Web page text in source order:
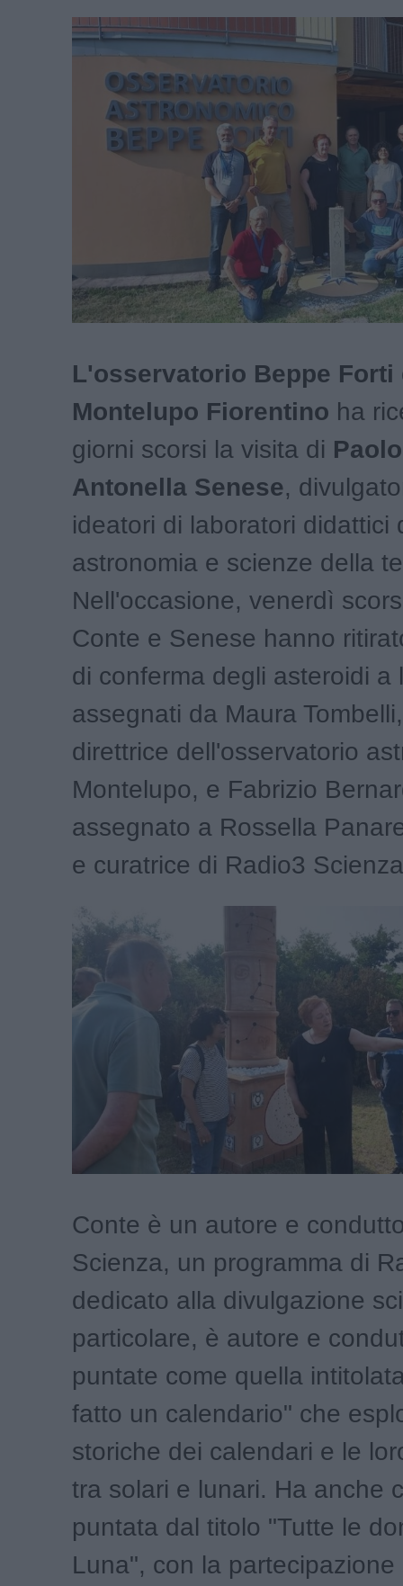
L'osservatorio Beppe Forti
Montelupo Fiorentino ha
giorni scorsi la visita di
Antonella Senese,
ideatori di laboratori didattici
astronomia e scienze della
Nell'occasione, venerdì
Conte e Senese hanno
di conferma degli asteroidi a
assegnati da Maura
direttrice dell'osservatorio
Montelupo, e Fabrizio
assegnato a Rossella
e curatrice di Radio3
Conte è un autore e
Scienza, un programma di
dedicato alla divulgazione
particolare, è autore e
puntate come quella
fatto un calendario" che
storiche dei calendari e le
tra solari e lunari. Ha anche
puntata dal titolo "Tutte le
Luna", con la